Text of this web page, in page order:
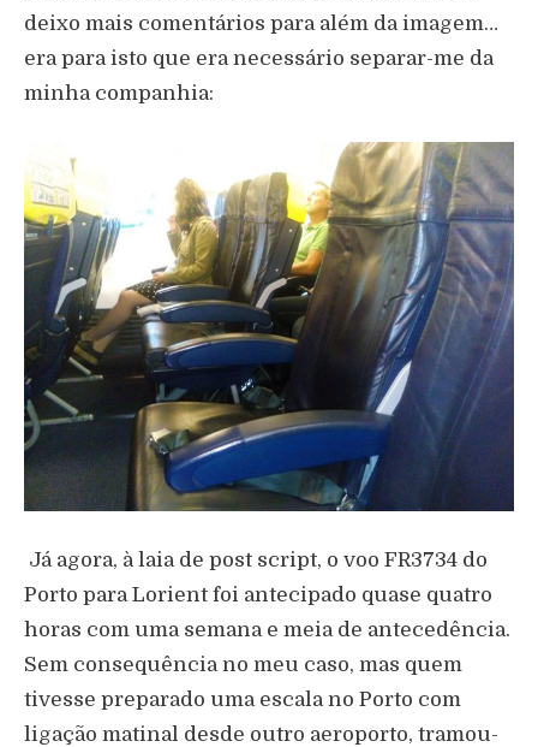
deixo mais comentários para além da imagem…
era para isto que era necessário separar-me da
minha companhia:
Já agora, à laia de post script, o voo FR3734 do
Porto para Lorient foi antecipado quase quatro
horas com uma semana e meia de antecedência.
Sem consequência no meu caso, mas quem
tivesse preparado uma escala no Porto com
ligação matinal desde outro aeroporto, tramou-